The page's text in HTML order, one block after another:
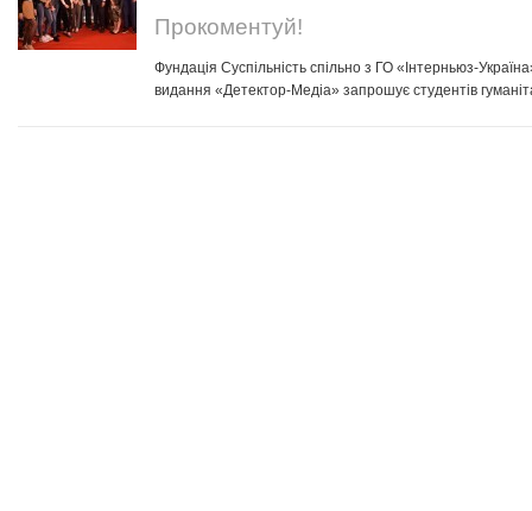
Прокоментуй!
Фундація Суспільність спільно з ГО «Інтерньюз-
видання «Детектор-Медіа» запрошує студентів